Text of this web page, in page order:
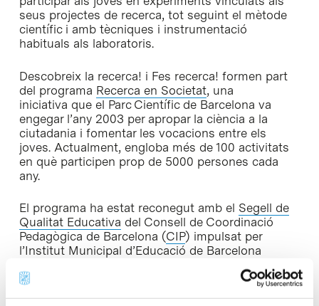
seus projectes de recerca, tot seguint el mètode
científic i amb tècniques i instrumentació
habituals als laboratoris.
Descobreix la recerca! i Fes recerca! formen part
del programa Recerca en Societat, una
iniciativa que el Parc Científic de Barcelona va
engegar l’any 2003 per apropar la ciència a la
ciutadania i fomentar les vocacions entre els
joves. Actualment, engloba més de 100 activitats
en què participen prop de 5000 persones cada
any.
El programa ha estat reconegut amb el Segell de
Qualitat Educativa del Consell de Coordinació
Pedagògica de Barcelona (CIP) impulsat per
l’Institut Municipal d’Educació de Barcelona
), i compta amb el suport de la Fundació
Espanyola per a la Ciència i la Tecnologia (FECYT)